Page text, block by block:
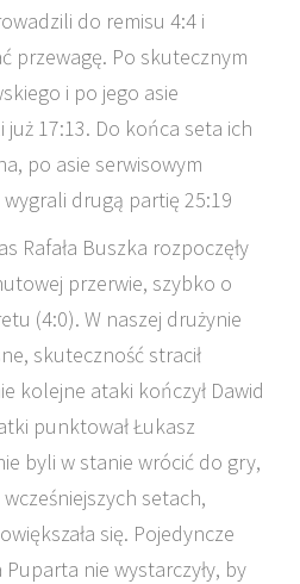
do remisu 4:4 i
przewagę. Po skutecznym
i po jego asie
17:13. Do końca seta ich
po asie serwisowym
drugą partię 25:19
Rafała Buszka rozpoczęły
przerwie, szybko o
(4:0). W naszej drużynie
skuteczność stracił
kolejne ataki kończył Dawid
punktował Łukasz
byli w stanie wrócić do gry,
setach,
się. Pojedyncze
nie wystarczyły, by